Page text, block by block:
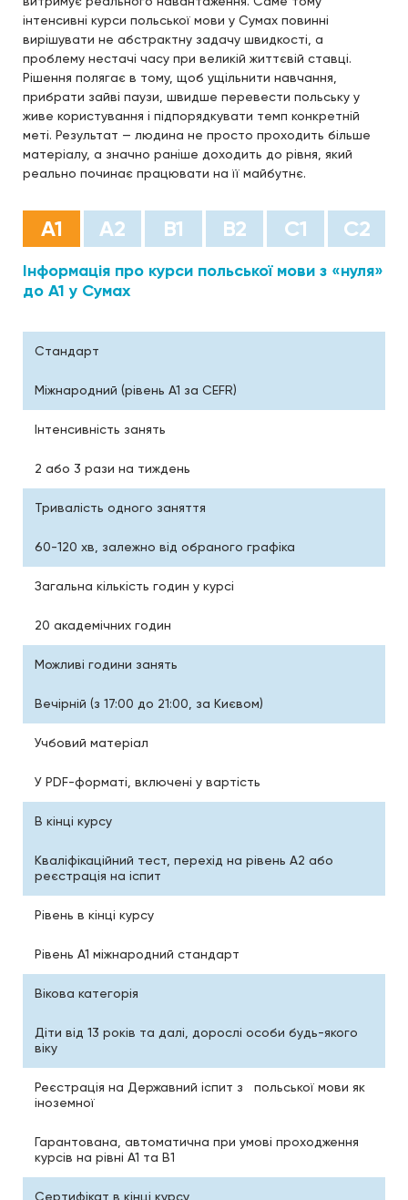
інтенсивні курси польської мови у Сумах повинні
вирішувати не абстрактну задачу швидкості, а
проблему нестачі часу при великій життєвій ставці.
Рішення полягає в тому, щоб ущільнити навчання,
прибрати зайві паузи, швидше перевести польську у
живе користування і підпорядкувати темп конкретній
меті. Результат — людина не просто проходить більше
матеріалу, а значно раніше доходить до рівня, який
реально починає працювати на її майбутнє.
А1 А2 B1 B2 С1 С2
Інформація про курси польської мови з «нуля»
до А1 у Сумах
Стандарт
Міжнародний (рівень A1 за CEFR)
Інтенсивність занять
2 або 3 рази на тиждень
Тривалість одного заняття
60-120 хв, залежно від обраного графіка
Загальна кількість годин у курсі
20 академічних годин
Можливі години занять
Вечірній (з 17:00 до 21:00, за Києвом)
Учбовий матеріал
У PDF-форматі, включені у вартість
В кінці курсу
Кваліфікаційний тест, перехід на рівень A2 або
реєстрація на іспит
Рівень в кінці курсу
Рівень А1 міжнародний стандарт
Вікова категорія
Діти від 13 років та далі, дорослі особи будь-якого
віку
Реєстрація на Державний іспит з польської мови як
іноземної
Гарантована, автоматична при умові проходження
курсів на рівні А1 та В1
Сертифікат в кінці курсу